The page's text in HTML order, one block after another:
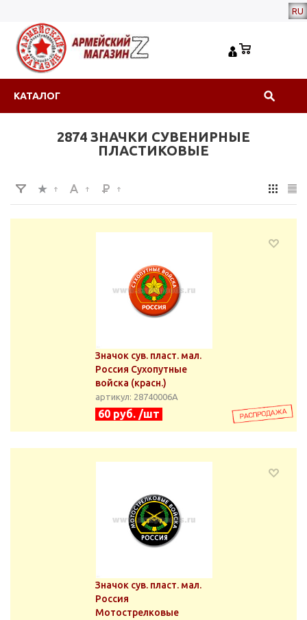
RU
КАТАЛОГ
2874 ЗНАЧКИ СУВЕНИРНЫЕ
ПЛАСТИКОВЫЕ
Значок сув. пласт. мал.
Россия Сухопутные
войска (красн.)
артикул: 28740006А
60 руб. /шт
Значок сув. пласт. мал.
Россия
Мотострелковые